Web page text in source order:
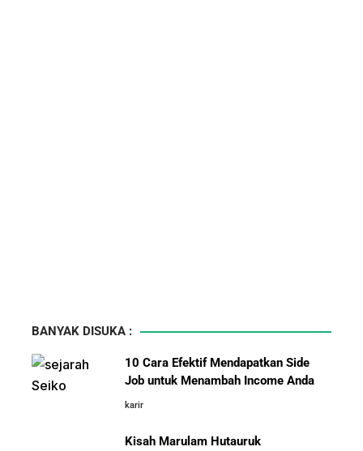
BANYAK DISUKA :
10 Cara Efektif Mendapatkan Side
Job untuk Menambah Income Anda
karir
Kisah Marulam Hutauruk